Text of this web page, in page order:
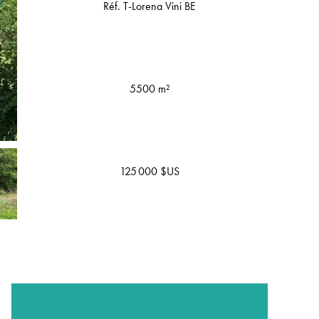
Réf. T-Lorena Vini BE
5500 m²
125 000 $US